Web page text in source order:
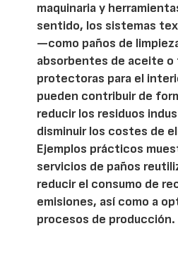
maquinaria y
sentido, los sistemas
—como paños de
absorbentes de aceite o
protectoras para el
pueden contribuir de
reducir los residuos
disminuir los costes de
Ejemplos prácticos
servicios de paños
reducir el consumo de
emisiones, así como a
procesos de producción.